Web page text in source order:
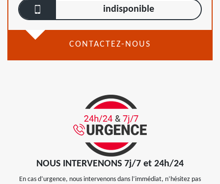
indisponible
CONTACTEZ-NOUS
NOUS INTERVENONS 7j/7 et 24h/24
En cas d’urgence, nous intervenons dans l’immédiat, n’hésitez pas